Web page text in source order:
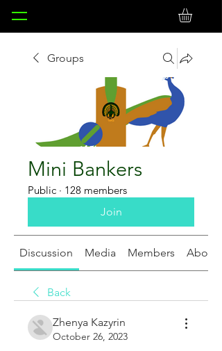
Groups
Mini Bankers
Public · 128 members
Join
Discussion Media Members About
Back
Zhenya Kazyrin
October 26, 2023